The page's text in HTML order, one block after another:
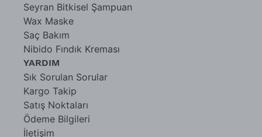
Seyran Bitkisel Şampuan
Wax Maske
Saç Bakım
Nibido Fındık Kreması
YARDIM
Sık Sorulan Sorular
Kargo Takip
Satış Noktaları
Ödeme Bilgileri
İletişim